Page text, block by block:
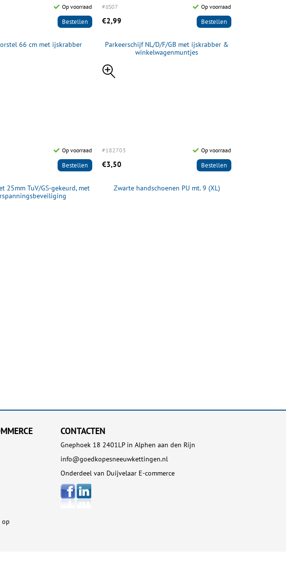
Op voorraad
Bestellen
66 cm met ijskrabber
#IJS07 Op voorraad
€2,99 Bestellen
Parkeerschijf NL/D/F/GB met ijskrabber &
winkelwagenmuntjes
Op voorraad
Bestellen
25mm TuV/GS-gekeurd, met
#182703 Op voorraad
€3,50 Bestellen
Zwarte handschoenen PU mt. 9 (XL)
op
CONTACTEN
Gnephoek 18 2401LP in Alphen aan den Rijn
info@goedkopesneeuwkettingen.nl
Onderdeel van Duijvelaar E-commerce